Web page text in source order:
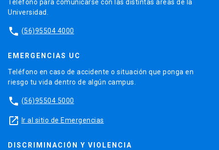
Teléfono para comunicarse con las distintas áreas de la
Universidad.
phone (56)95504 4000
EMERGENCIAS UC
Teléfono en caso de accidente o situación que ponga en
riesgo tu vida dentro de algún campus.
phone (56)95504 5000
launch Ir al sitio de Emergencias
DISCRIMINACIÓN Y VIOLENCIA